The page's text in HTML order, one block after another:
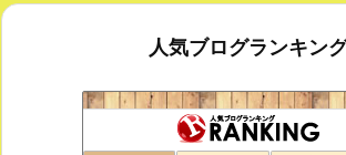
人気ブログランキン
鑑賞空間・忘れられない作品